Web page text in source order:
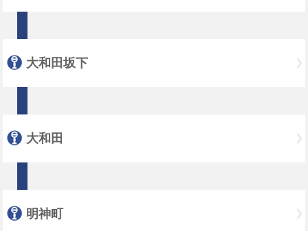
大和田坂下
大和田
明神町